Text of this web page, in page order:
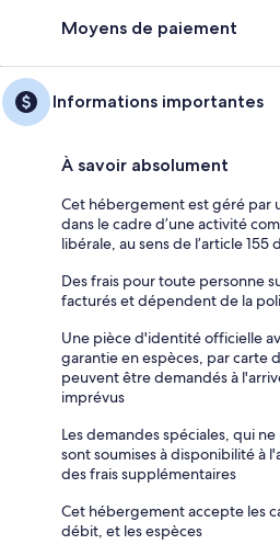
Moyens de paiement
Informations importantes
À savoir absolument
Cet hébergement est géré par
dans le cadre d’une activité
libérale, au sens de l’article
Des frais pour toute personne
facturés et dépendent de la
Une pièce d'identité officielle
garantie en espèces, par carte
peuvent être demandés à
imprévus
Les demandes spéciales, qui
sont soumises à disponibilité à
des frais supplémentaires
Cet hébergement accepte les
débit, et les espèces